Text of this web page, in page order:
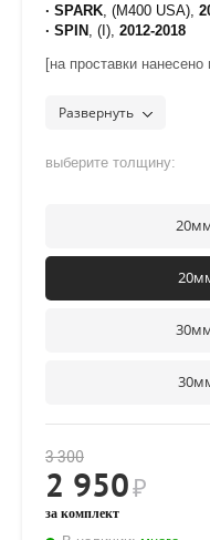
· SPARK , (M400 USA),
· SPIN
, (I), 2012-2018
[на проставки
Развернуть
выберите толщину:
3 300
2 950₽
за комплект